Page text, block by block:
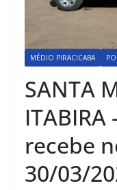
MÉDIO PIRACICABA
SANTA
recebe
30/03/